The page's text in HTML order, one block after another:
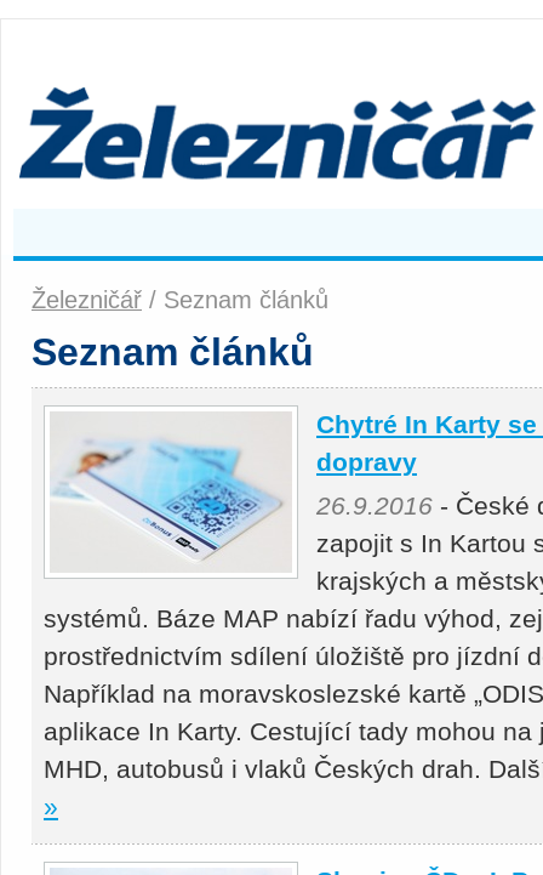
Železničář / Seznam článků
Seznam článků
Chytré In Karty
dopravy
26.9.2016 - České
zapojit s In Kartou
krajských a
systémů. Báze MAP nabízí řadu výhod,
prostřednictvím sdílení úložiště pro jízdní
Například na moravskoslezské kartě
aplikace In Karty. Cestující tady mohou
MHD, autobusů i vlaků Českých drah.
»